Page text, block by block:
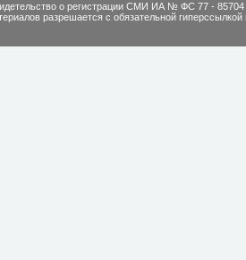
о регистрации СМИ ИА № ФС 77 - 85704
разрешается с обязательной гиперссылкой